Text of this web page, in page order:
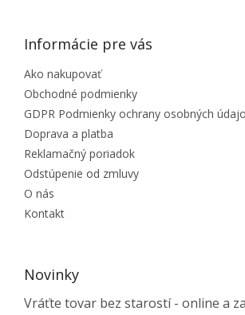
Informácie pre vás
Ako nakupovať
Obchodné podmienky
GDPR Podmienky ochrany osobných
Doprava a platba
Reklamačný poriadok
Odstúpenie od zmluvy
O nás
Kontakt
Novinky
Vráťte tovar bez starostí - online a